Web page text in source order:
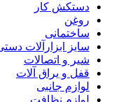
دستکش کار
روغن
ساختمانی
سایز ابزارآلات
شیر و اتصالات
قفل و یراق آلات
لوازم جانبی
لوازم نظافت